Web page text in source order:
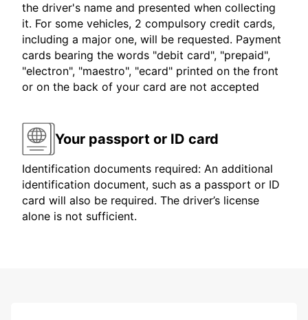
the driver's name and presented when collecting
it. For some vehicles, 2 compulsory credit cards,
including a major one, will be requested. Payment
cards bearing the words "debit card", "prepaid",
"electron", "maestro", "ecard" printed on the front
or on the back of your card are not accepted
Your passport or ID card
Identification documents required: An additional
identification document, such as a passport or ID
card will also be required. The driver’s license
alone is not sufficient.